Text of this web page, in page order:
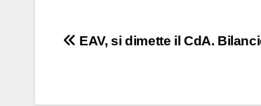
Navigazione
EAV, si dimette il CdA.